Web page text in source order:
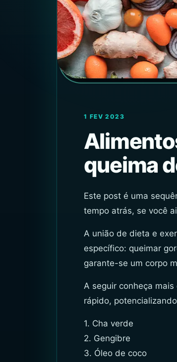
1 FEV 2023
queima
Este post é uma
tempo atrás, se você
A união de dieta e
específico: queimar
garante-se um corpo
A seguir conheça
rápido,
1. Cha verde
2. Gengibre
3. Óleo de coco